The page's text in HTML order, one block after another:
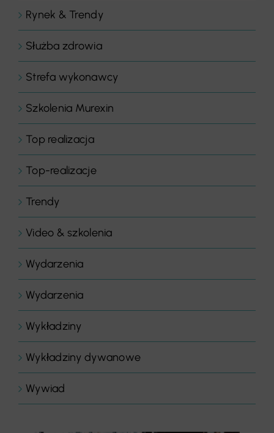
Rynek & Trendy
Służba zdrowia
Strefa wykonawcy
Szkolenia Murexin
Top realizacja
Top-realizacje
Trendy
Video & szkolenia
Wydarzenia
Wydarzenia
Wykładziny
Wykładziny dywanowe
Wywiad